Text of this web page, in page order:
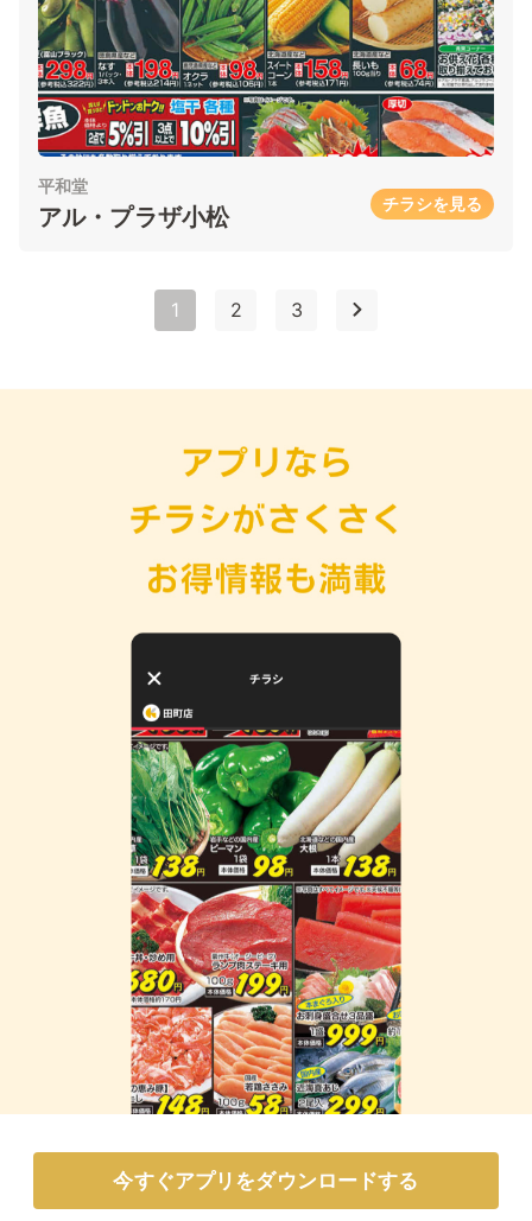
平和堂
アル・プラザ小松 チラシを見る
1 2 3
今すぐアプリをダウンロードする